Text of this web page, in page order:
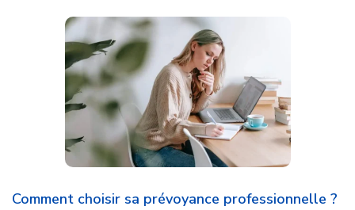
Comment choisir sa prévoyance professionnelle ?